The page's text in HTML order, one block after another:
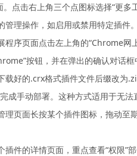
点击右上角三个点图标选择“更
理操作，如启用或禁用特定插件。
序页面点击左上角的“Chrome
按钮，并在弹出的确认对话
好的.crx格式插件文件后缀改为
成手动部署。这种方式适用于无法
页面长按某个插件图标，拖动
件的详情页面，重点查看“权限